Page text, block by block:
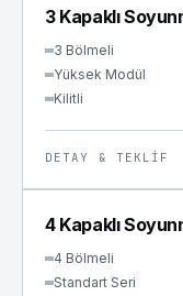
SOYUNMA
3 Kapaklı
3 Bölmeli
Yüksek Modül
Kilitli
DETAY & TEKLIF
SOYUNMA
4 Kapaklı
4 Bölmeli
Standart Seri